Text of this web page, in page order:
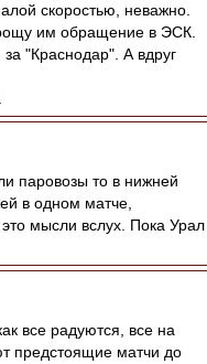
скоростью, неважно.
им обращение в ЭСК.
"Краснодар". А вдруг
паровозы то в нижней
в одном матче,
мысли вслух. Пока Урал
все радуются, все на
предстоящие матчи до